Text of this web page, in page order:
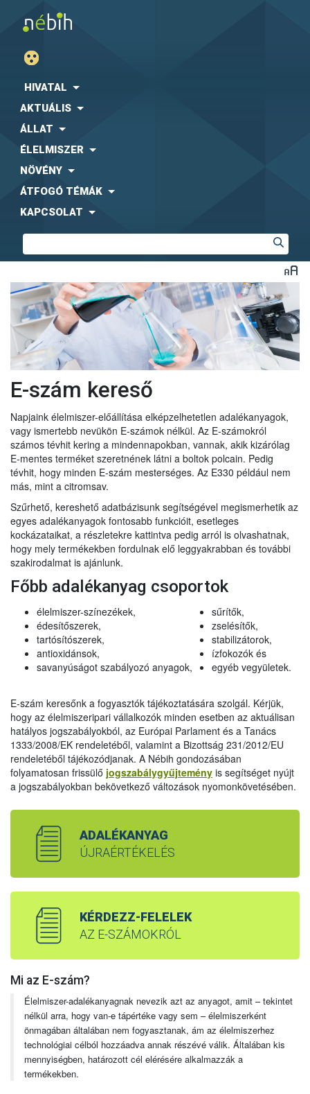
HIVATAL
AKTUÁLIS
ÁLLAT
ÉLELMISZER
NÖVÉNY
ÁTFOGÓ TÉMÁK
KAPCSOLAT
E-szám kereső
Napjaink élelmiszer-előállítása elképzelhetetlen adalékanyagok,
vagy ismertebb nevükön E-számok nélkül. Az E-számokról
számos tévhit kering a mindennapokban, vannak, akik kizárólag
E-mentes terméket szeretnének látni a boltok polcain. Pedig
tévhit, hogy minden E-szám mesterséges. Az E330 például nem
más, mint a citromsav.
Szűrhető, kereshető adatbázisunk segítségével megismerhetik az
egyes adalékanyagok fontosabb funkcióit, esetleges
kockázataikat, a részletekre kattintva pedig arról is olvashatnak,
hogy mely termékekben fordulnak elő leggyakrabban és további
szakirodalmat is ajánlunk.
Főbb adalékanyag csoportok
élelmiszer-színezékek,
édesítőszerek,
tartósítószerek,
antioxidánsok,
savanyúságot szabályozó anyagok,
sűrítők,
zselésítők,
stabilizátorok,
ízfokozók és
egyéb vegyületek.
E-szám keresőnk a fogyasztók tájékoztatására szolgál. Kérjük,
hogy az élelmiszeripari vállalkozók minden esetben az aktuálisan
hatályos jogszabályokból, az Európai Parlament és a Tanács
1333/2008/EK rendeletéből, valamint a Bizottság 231/2012/EU
rendeletéből tájékozódjanak. A Nébih gondozásában
folyamatosan frissülő jogszabálygyűjtemény is segítséget nyújt
a jogszabályokban bekövetkező változások nyomonkövetésében.
ADALÉKANYAG
ÚJRAÉRTÉKELÉS
KÉRDEZZ-FELELEK
AZ E-SZÁMOKRÓL
Mi az E-szám?
Élelmiszer-adalékanyagnak nevezik azt az anyagot, amit – tekintet
nélkül arra, hogy van-e tápértéke vagy sem – élelmiszerként
önmagában általában nem fogyasztanak, ám az élelmiszerhez
technológiai célból hozzáadva annak részévé válik. Általában kis
mennyiségben, határozott cél elérésére alkalmazzák a
termékekben.